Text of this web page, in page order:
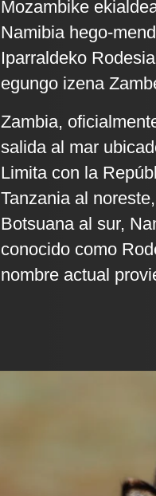
Mozambike
Namibia hego-
Iparraldeko
egungo izena
Zambia,
salida al mar
Limita con la
Tanzania al
Botsuana al sur,
conocido como
nombre actual